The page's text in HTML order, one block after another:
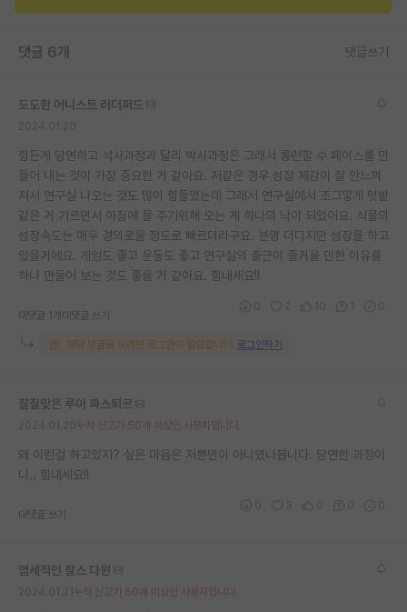
유학교육
이벤트
댓글 6개 댓글쓰기
도도한 어니스트 러더퍼드
힘든게 당연하고 석사과정과 달리 박사과정은 그래서 롱런할 수 페이스를 만
들어 내는 것이 가장 중요한 거 같아요. 저같은 경우 성장 체감이 잘 안느껴
져서 연구실 나오는 것도 많이 힘들었는데 그래서 연구실에서 조그맣게 텃밭
같은 거 기르면서 아침에 물 주기위해 오는 게 하나의 낙이 되었어요. 식물의
성장속도는 매우 경의로울 정도로 빠르더라구요. 분명 더디지만 성장을 하고
있을거에요. 게임도 좋고 운동도 좋고 연구실의 출근이 즐거울 만한 이유를
하나 만들어 보는 것도 좋을 거 같아요. 힘내세요!!
대댓글 1개 대댓글 쓰기
해당 댓글을 보려면 로그인이 필요합니다. 로그인하기
칠칠맞은 루이 파스퇴르
누적 신고가 50개 이상인 사용자입니다.
왜 이런걸 하고있지? 싶은 마음은 저뿐만이 아니였나봅니다. 당연한 과정이
니.. 힘내세요!!
대댓글 쓰기
염세적인 찰스 다윈
누적 신고가 50개 이상인 사용자입니다.